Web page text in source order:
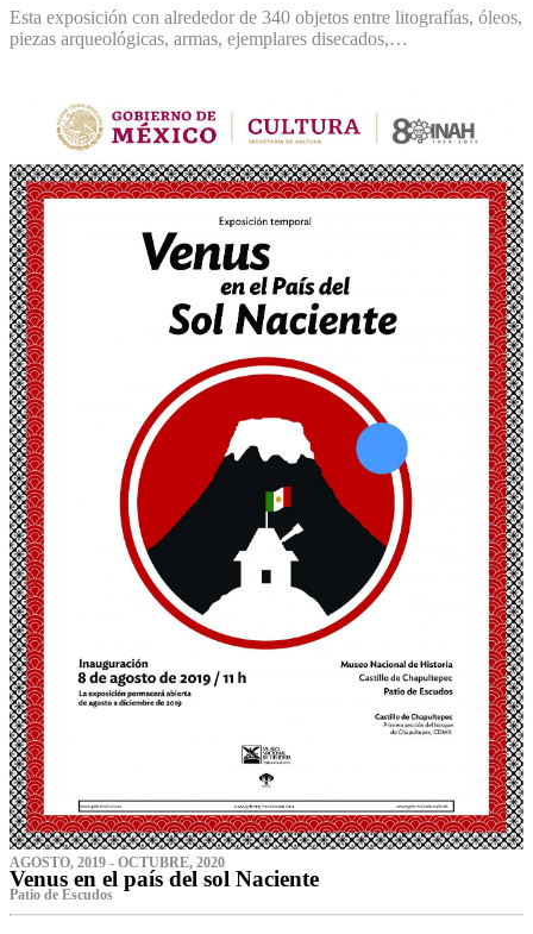
Esta exposición con alrededor de 340 objetos entre litografías, óleos,
piezas arqueológicas, armas, ejemplares disecados,…
AGOSTO, 2019 - OCTUBRE, 2020
Venus en el país del sol Naciente
P‌atio de Escudos